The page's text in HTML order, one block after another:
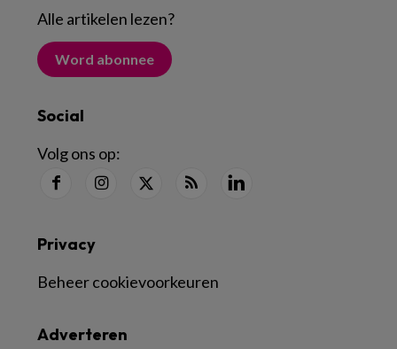
Alle artikelen lezen?
Word abonnee
Social
Volg ons op:
Adverteren
Privacy
Beheer cookievoorkeuren